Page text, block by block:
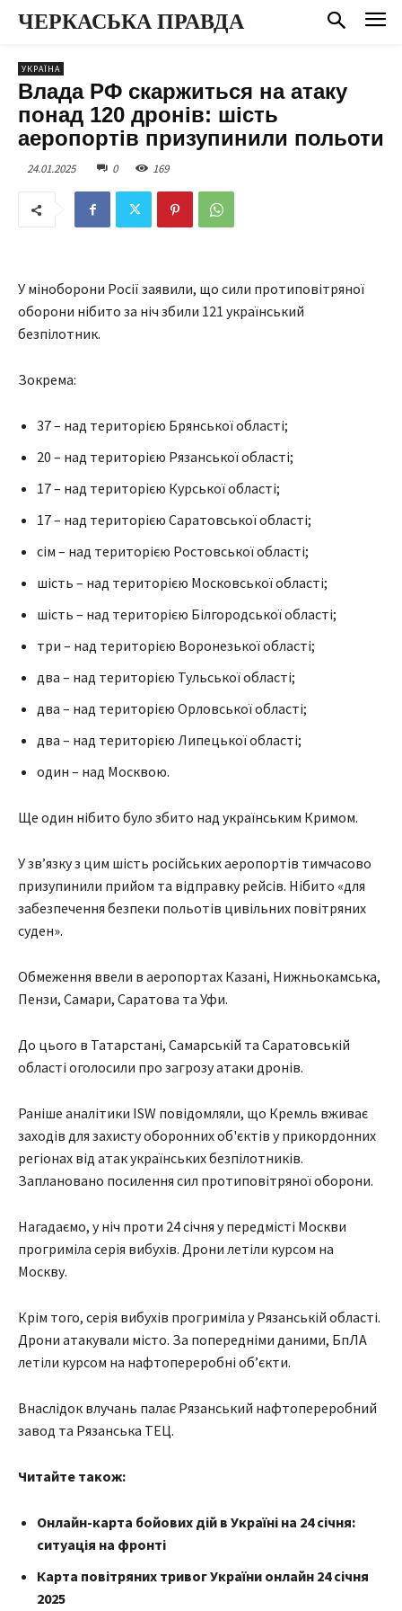
ЧЕРКАСЬКА ПРАВДА
УКРАЇНА
Влада РФ скаржиться на атаку
понад 120 дронів: шість
аеропортів призупинили польоти
24.01.2025 0 169
У міноборони Росії заявили, що сили протиповітряної
оборони нібито за ніч збили 121 український
безпілотник.
Зокрема:
37 – над територією Брянської області;
20 – над територією Рязанської області;
17 – над територією Курської області;
17 – над територією Саратовської області;
сім – над територією Ростовської області;
шість – над територією Московської області;
шість – над територією Білгородської області;
три – над територією Воронезької області;
два – над територією Тульської області;
два – над територією Орловської області;
два – над територією Липецької області;
один – над Москвою.
Ще один нібито було збито над українським Кримом.
У зв’язку з цим шість російських аеропортів тимчасово
призупинили прийом та відправку рейсів. Нібито «для
забезпечення безпеки польотів цивільних повітряних
суден».
Обмеження ввели в аеропортах Казані, Нижньокамська,
Пензи, Самари, Саратова та Уфи.
До цього в Татарстані, Самарській та Саратовській
області оголосили про загрозу атаки дронів.
Раніше аналітики ISW повідомляли, що Кремль вживає
заходів для захисту оборонних об'єктів у прикордонних
регіонах від атак українських безпілотників.
Заплановано посилення сил протиповітряної оборони.
Нагадаємо, у ніч проти 24 січня у передмісті Москви
прогриміла серія вибухів. Дрони летіли курсом на
Москву.
Крім того, серія вибухів прогриміла у Рязанській області.
Дрони атакували місто. За попередніми даними, БпЛА
летіли курсом на нафтопереробні обʼєкти.
Внаслідок влучань палає Рязанський нафтопереробний
завод та Рязанська ТЕЦ.
Читайте також:
Онлайн-карта бойових дій в Україні на 24 січня:
ситуація на фронті
Карта повітряних тривог України онлайн 24 січня
2025